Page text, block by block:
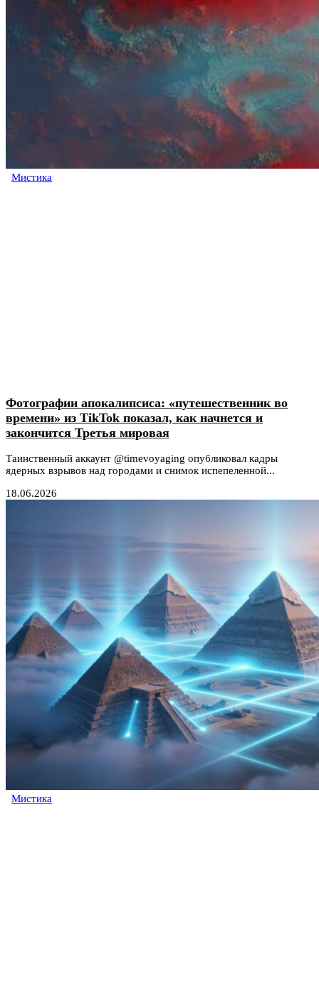
Мистика
Фотографии апокалипсиса: «путешественник во
времени» из TikTok показал, как начнется и
закончится Третья мировая
Таинственный аккаунт @timevoyaging опубликовал кадры
ядерных взрывов над городами и снимок испепеленной...
18.06.2026
Мистика